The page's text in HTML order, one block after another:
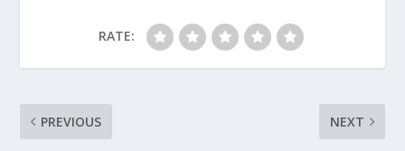
RATE:
PREVIOUS NEXT